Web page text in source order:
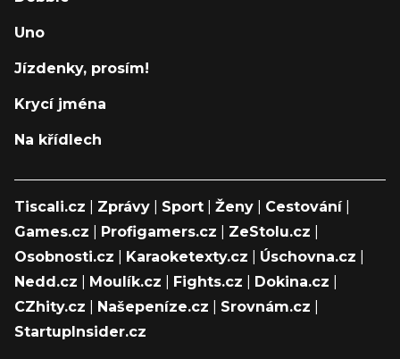
Uno
Jízdenky, prosím!
Krycí jména
Na křídlech
Tiscali.cz Zprávy Sport Ženy Cestování|
Games.cz
Profigamers.cz ZeStolu.cz
Osobnosti.cz
Karaoketexty.cz Úschovna.cz
Nedd.cz
Moulík.cz Fights.cz Dokina.cz
CZhity.cz
Našepeníze.cz Srovnám.cz
StartupInsider.cz